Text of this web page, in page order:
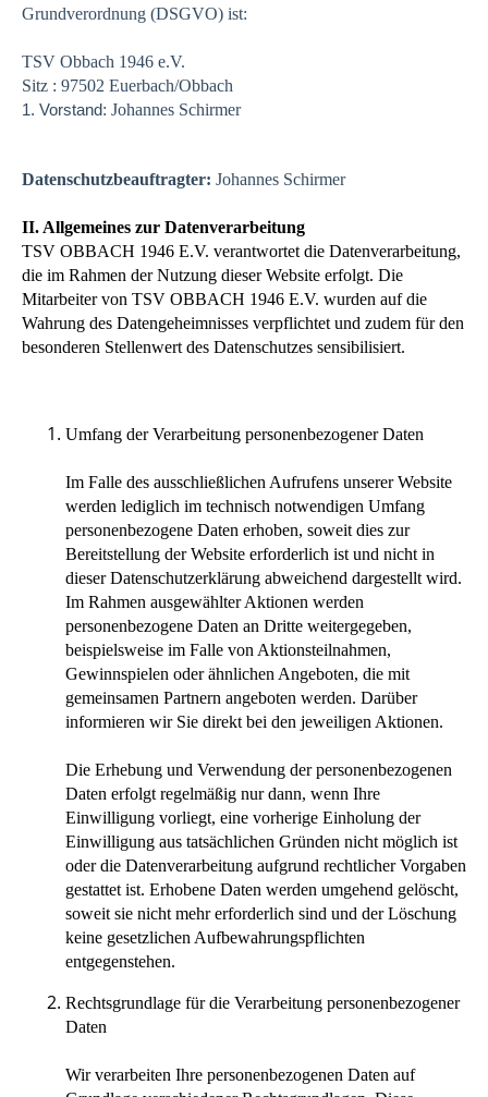
Grundverordnung (DSGVO) ist:
TSV Obbach 1946 e.V.
Sitz : 97502 Euerbach/Obbach
1. Vorstand: Johannes Schirmer
Datenschutzbeauftragter: Johannes Schirmer
II. Allgemeines zur Datenverarbeitung
TSV OBBACH 1946 E.V. verantwortet die Datenverarbeitung,
die im Rahmen der Nutzung dieser Website erfolgt. Die
Mitarbeiter von TSV OBBACH 1946 E.V. wurden auf die
Wahrung des Datengeheimnisses verpflichtet und zudem für den
besonderen Stellenwert des Datenschutzes sensibilisiert.
Umfang der Verarbeitung personenbezogener Daten
Im Falle des ausschließlichen Aufrufens unserer Website
werden lediglich im technisch notwendigen Umfang
personenbezogene Daten erhoben, soweit dies zur
Bereitstellung der Website erforderlich ist und nicht in
dieser Datenschutzerklärung abweichend dargestellt wird.
Im Rahmen ausgewählter Aktionen werden
personenbezogene Daten an Dritte weitergegeben,
beispielsweise im Falle von Aktionsteilnahmen,
Gewinnspielen oder ähnlichen Angeboten, die mit
gemeinsamen Partnern angeboten werden. Darüber
informieren wir Sie direkt bei den jeweiligen Aktionen.
Die Erhebung und Verwendung der personenbezogenen
Daten erfolgt regelmäßig nur dann, wenn Ihre
Einwilligung vorliegt, eine vorherige Einholung der
Einwilligung aus tatsächlichen Gründen nicht möglich ist
oder die Datenverarbeitung aufgrund rechtlicher Vorgaben
gestattet ist. Erhobene Daten werden umgehend gelöscht,
soweit sie nicht mehr erforderlich sind und der Löschung
keine gesetzlichen Aufbewahrungspflichten
entgegenstehen.
Rechtsgrundlage für die Verarbeitung personenbezogener
Daten
Wir verarbeiten Ihre personenbezogenen Daten auf